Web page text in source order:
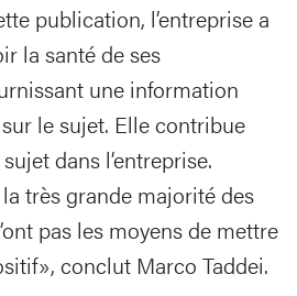
publication, l’entreprise a
la santé de ses
une information
le sujet. Elle contribue
dans l’entreprise.
très grande majorité des
pas les moyens de mettre
conclut Marco Taddei.